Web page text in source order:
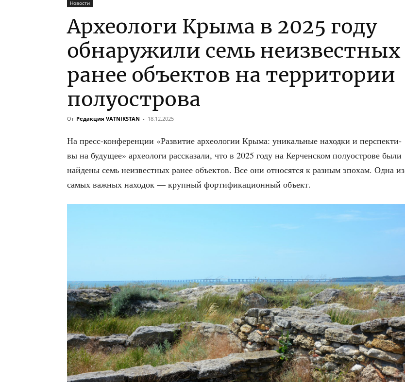
Новости
Археологи Крыма в 2025 году
обнаружили семь неизвестных
ранее объектов на территории
полуострова
От Редакция VATNIKSTAN - 18.12.2025
На пресс-кон­фе­рен­ции «Раз­ви­тие архео­ло­гии Кры­ма: уни­каль­ные наход­ки и пер­спек­ти­
вы на буду­щее» архео­ло­ги рас­ска­за­ли, что в 2025 году на Кер­чен­ском полу­ост­ро­ве были
най­де­ны семь неиз­вест­ных ранее объ­ек­тов. Все они отно­сят­ся к раз­ным эпо­хам. Одна из
самых важ­ных нахо­док — круп­ный фор­ти­фи­ка­ци­он­ный объект.